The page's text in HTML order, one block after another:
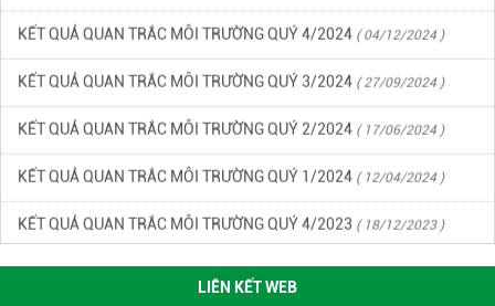
KẾT QUẢ QUAN TRẮC MÔI TRƯỜNG QUÝ 4/2024 ( 04/12/2024 )
KẾT QUẢ QUAN TRẮC MÔI TRƯỜNG QUÝ 3/2024 ( 27/09/2024 )
KẾT QUẢ QUAN TRẮC MÔI TRƯỜNG QUÝ 2/2024 ( 17/06/2024 )
KẾT QUẢ QUAN TRẮC MÔI TRƯỜNG QUÝ 1/2024 ( 12/04/2024 )
KẾT QUẢ QUAN TRẮC MÔI TRƯỜNG QUÝ 4/2023 ( 18/12/2023 )
KẾT QUẢ CHẤT LƯỢNG MÔI TRƯỜNG KCN DẦU GIÂY QUÝ 3/2023 (
LIÊN KẾT WEB